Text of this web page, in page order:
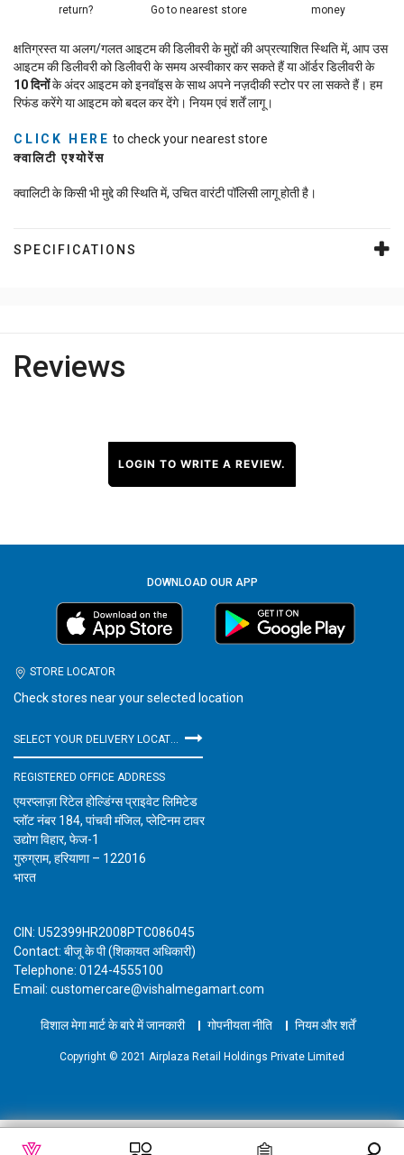
return?
Go to nearest store
money
क्षतिग्रस्त या अलग/गलत आइटम की डिलीवरी के मुद्दों की अप्रत्याशित स्थिति में, आप उस
आइटम की डिलीवरी को डिलीवरी के समय अस्वीकार कर सकते हैं या ऑर्डर डिलीवरी के
10दिनोंके अंदर आइटम को इनवॉइस के साथ अपने नज़दीकी स्टोर पर ला सकते हैं। हम
रिफंड करेंगे या आइटम को बदल कर देंगे। नियम एवं शर्तें लागू।
CLICK HERE to check your nearest store
क्वालिटी एश्योरेंस
क्वालिटी के किसी भी मुद्दे की स्थिति में, उचित वारंटी पॉलिसी लागू होती है।
SPECIFICATIONS
Reviews
LOGIN TO WRITE A REVIEW.
DOWNLOAD OUR APP
STORE LOCATOR
Check stores near your selected location
REGISTERED OFFICE ADDRESS
एयरप्लाज़ा रिटेल होल्डिंग्स प्राइवेट लिमिटेड
प्लॉट नंबर 184, पांचवी मंजिल, प्लेटिनम टावर
उद्योग विहार, फेज-1
गुरुग्राम, हरियाणा – 122016
भारत
CIN: U52399HR2008PTC086045
Contact: बीजू के पी (शिकायत अधिकारी)
Telephone: 0124-4555100
Email: customercare@vishalmegamart.com
विशाल मेगा मार्ट के बारे में जानकारी गोपनीयता नीति नियम और शर्तें
Copyright © 2021 Airplaza Retail Holdings Private Limited